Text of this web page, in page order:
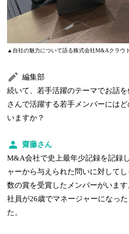
▲自社の魅力について語る株式会社M&Aクラウ
編集部
続いて、若手活躍のテーマでお話
さんで活躍する若手メンバーには
いますか？
齋藤さん
M&A会社で史上最年少記録を記録
ャーから与えられた問いに対して
数の賞を受賞したメンバーがいま
社員が26歳でマネージャーになっ
た。